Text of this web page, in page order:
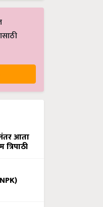
आता